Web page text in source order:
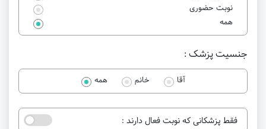
نوبت حضوری
همه
جنسیت پزشک :
آقا خانم همه
فقط پزشکانی که نوبت فعال دارند :